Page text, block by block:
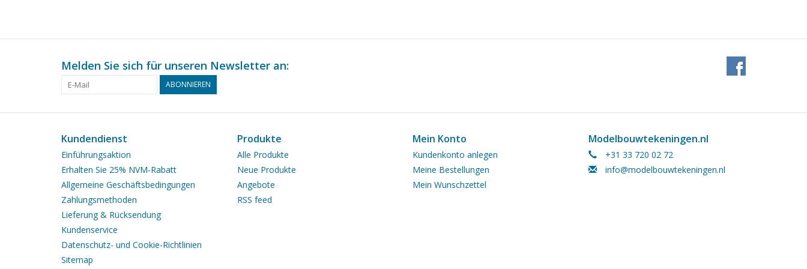
Melden Sie sich für unseren Newsletter an:
ABONNIEREN
Kundendienst
Einführungsaktion
Erhalten Sie 25% NVM-Rabatt
Allgemeine Geschäftsbedingungen
Zahlungsmethoden
Lieferung & Rücksendung
Kundenservice
Datenschutz- und Cookie-Richtlinien
Sitemap
Produkte
Alle Produkte
Neue Produkte
Angebote
RSS feed
Mein Konto
Kundenkonto anlegen
Meine Bestellungen
Mein Wunschzettel
Modelbouwtekeningen.nl
+31 33 720 02 72
info@modelbouwtekeningen.nl